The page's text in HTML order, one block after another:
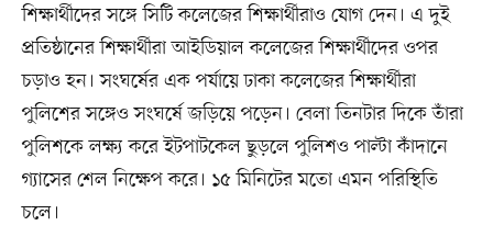
শিক্ষার্থীদের সঙ্গে সিটি কলেজের শিক্ষার্থীরাও যোগ দেন। এ দুই
প্রতিষ্ঠানের শিক্ষার্থীরা আইডিয়াল কলেজের শিক্ষার্থীদের ওপর
চড়াও হন। সংঘর্ষের এক পর্যায়ে ঢাকা কলেজের শিক্ষার্থীরা
পুলিশের সঙ্গেও সংঘর্ষে জড়িয়ে পড়েন। বেলা তিনটার দিকে তাঁরা
পুলিশকে লক্ষ্য করে ইটপাটকেল ছুড়লে পুলিশও পাল্টা কাঁদানে
গ্যাসের শেল নিক্ষেপ করে। ১৫ মিনিটের মতো এমন পরিস্থিতি
চলে।